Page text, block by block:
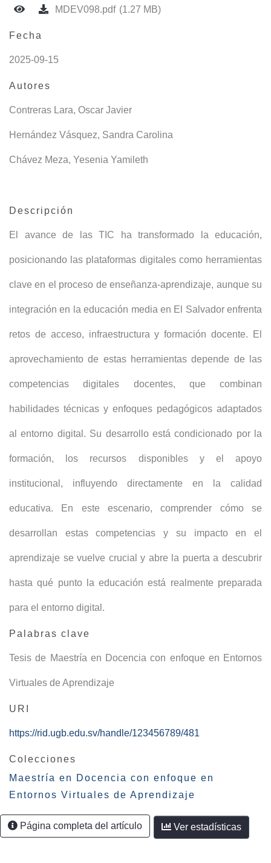
MDEV098.pdf (1.27 MB)
Fecha
2025-09-15
Autores
Contreras Lara, Oscar Javier
Hernández Vásquez, Sandra Carolina
Chávez Meza, Yesenia Yamileth
Descripción
El avance de las TIC ha transformado la educación,
posicionando las plataformas digitales como herramientas
clave en el proceso de enseñanza-aprendizaje, aunque su
integración en la educación media en El Salvador enfrenta
retos de acceso, infraestructura y formación docente. El
aprovechamiento de estas herramientas depende de las
competencias digitales docentes, que combinan
habilidades técnicas y enfoques pedagógicos adaptados
al entorno digital. Su desarrollo está condicionado por la
formación, los recursos disponibles y el apoyo
institucional, influyendo directamente en la calidad
educativa. En este escenario, comprender cómo se
desarrollan estas competencias y su impacto en el
aprendizaje se vuelve crucial y abre la puerta a descubrir
hasta qué punto la educación está realmente preparada
para el entorno digital.
Palabras clave
Tesis de Maestría en Docencia con enfoque en Entornos
Virtuales de Aprendizaje
URI
https://rid.ugb.edu.sv/handle/123456789/481
Colecciones
Maestría en Docencia con enfoque en
Entornos Virtuales de Aprendizaje
Página completa del artículo Ver estadísticas